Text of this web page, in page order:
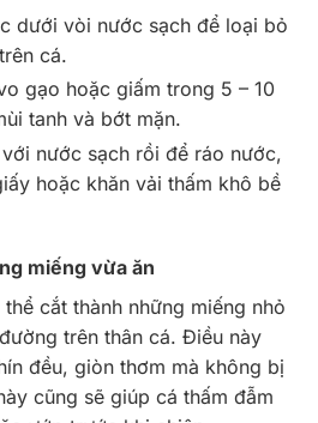
dưới vòi nước sạch để loại bỏ
cá.
gạo hoặc giấm trong 5 – 10
tanh và bớt mặn.
nước sạch rồi để ráo nước,
hoặc khăn vải thấm khô bề
miếng vừa ăn
cắt thành những miếng nhỏ
trên thân cá. Điều này
đều, giòn thơm mà không bị
cũng sẽ giúp cá thấm đẫm